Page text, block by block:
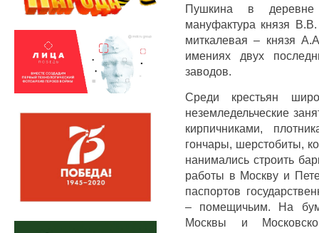
Пушкина в деревне
мануфактура князя
миткалевая – князя
имениях двух
заводов.
Среди крестьян
неземледельческие
кирпичниками,
гончары, шерстобиты,
нанимались строить
работы в Москву и
паспортов
– помещичьим. На
Москвы и